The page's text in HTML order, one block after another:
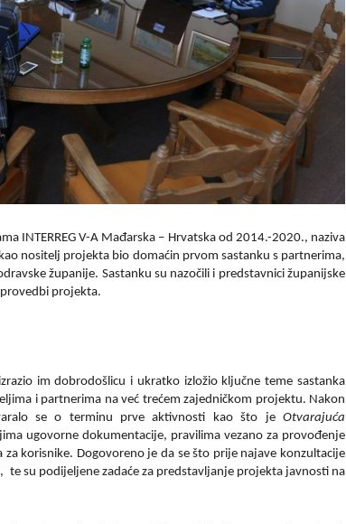
INTERREG V-A Mađarska – Hrvatska od 2014.-2020., naziva
kao nositelj projekta bio domaćin prvom sastanku s partnerima,
županije. Sastanku su nazočili i predstavnici županijske
projekta.
im dobrodošlicu i ukratko izložio ključne teme sastanka
i partnerima na već trećem zajedničkom projektu. Nakon
se o terminu prve aktivnosti kao što je Otvarajuća
ugovorne dokumentacije, pravilima vezano za provođenje
korisnike. Dogovoreno je da se što prije najave konzultacije
su podijeljene zadaće za predstavljanje projekta javnosti na